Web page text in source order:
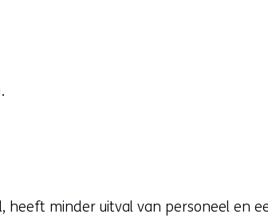
minder uitval van personeel en